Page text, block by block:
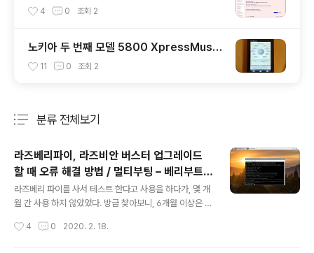
해결4 0 조회 2
노키아 두 번째 모델 5800 XpressMusic
전파인증 획득
11 0 조회 2
분류 전체보기
라즈베리파이, 라즈비안 버스터 업그레이드
할 때 오류 해결 방법 / 멀티부팅 – 베리부트
사용 시 업그레이드 문제
라즈베리 파이를 사서 테스트 한다고 사용을 하다가, 몇 개
월 간 사용 하지 않았었다. 방금 찾아보니, 6개월 이상은 된
rry Pi Zero W)이고, 간단히 리뷰를 했었던 글이 있는데,
4 0 2020. 2. 18.